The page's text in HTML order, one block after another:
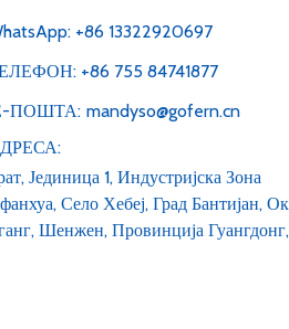
C USB ac 100-24...
ЛЕД трака 6v 12v 24v AC
100-240V DC 1...
+86 13322920697
+86 755 84741877
ПОШТА: mandyso@gofern.cn
Јединица 1, Индустријска Зона
Село Хебеј, Град Бантијан,
Шенжен, Провинција Гуангдонг,